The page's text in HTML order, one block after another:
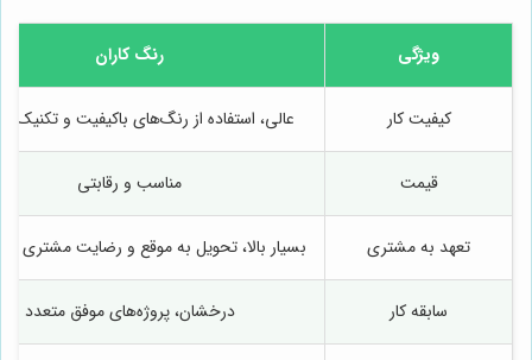
ویژگی رنگ کاران
کیفیت کار عالی، استفاده از رنگ‌های باکیفیت و
قیمت مناسب و رقابتی
تعهد به مشتری بسیار بالا، تحویل به موقع و رضایت مشتری
سابقه کار درخشان، پروژه‌های موفق متعدد